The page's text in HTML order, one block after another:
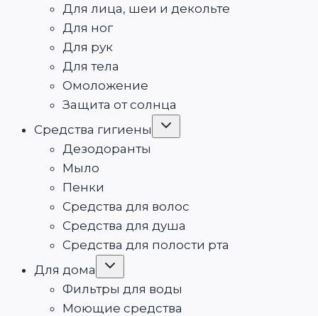
Для лица, шеи и декольте
Для ног
Для рук
Для тела
Омоложение
Защита от солнца
Средства гигиены
Переключить
Дезодоранты
Мыло
Пенки
Средства для волос
Средства для душа
Средства для полости рта
Для дома
Переключить
Фильтры для воды
Моющие средства